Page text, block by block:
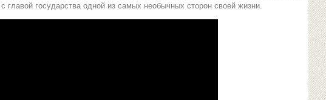
главой государства одной из самых необычных сторон своей жизни.